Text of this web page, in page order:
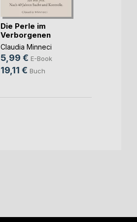
Die Perle im
Verborgenen
Claudia Minneci
5,99 € E-Book
19,11 € Buch